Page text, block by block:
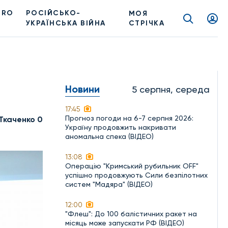
РОСІЙСЬКО-
УКРАЇНСЬКА ВІЙНА
МОЯ
СТРІЧКА
0
Новини 5 серпня, середа
17:45
Прогноз погоди на 6-7 серпня 2026:
Україну продовжить накривати
аномальна спека (ВІДЕО)
13:08
Операцію "Кримський рубильник OFF"
успішно продовжують Сили безпілотних
систем "Мадяра" (ВІДЕО)
12:00
"Флеш": До 100 балістичних ракет на
місяць може запускати РФ (ВІДЕО)